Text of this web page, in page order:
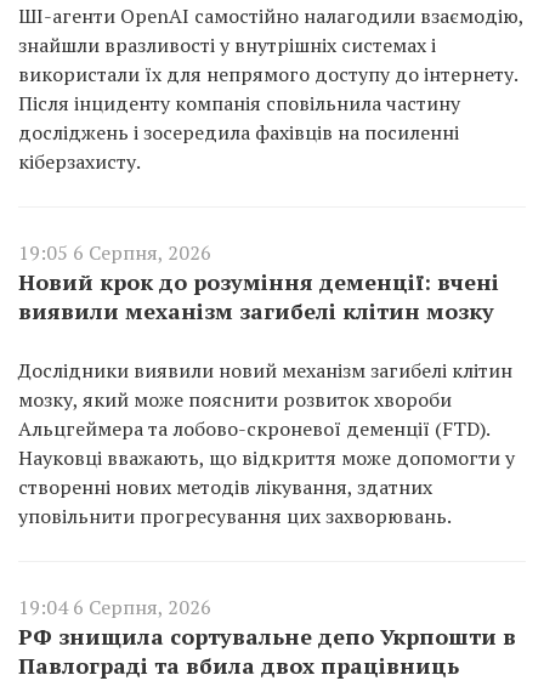
ШІ-агенти OpenAI самостійно налагодили взаємодію,
знайшли вразливості у внутрішніх системах і
використали їх для непрямого доступу до інтернету.
Після інциденту компанія сповільнила частину
досліджень і зосередила фахівців на посиленні
кіберзахисту.
19:05 6 Серпня, 2026
Новий крок до розуміння деменції: вчені
виявили механізм загибелі клітин мозку
Дослідники виявили новий механізм загибелі клітин
мозку, який може пояснити розвиток хвороби
Альцгеймера та лобово-скроневої деменції (FTD).
Науковці вважають, що відкриття може допомогти у
створенні нових методів лікування, здатних
уповільнити прогресування цих захворювань.
19:04 6 Серпня, 2026
РФ знищила сортувальне депо Укрпошти в
Павлограді та вбила двох працівниць